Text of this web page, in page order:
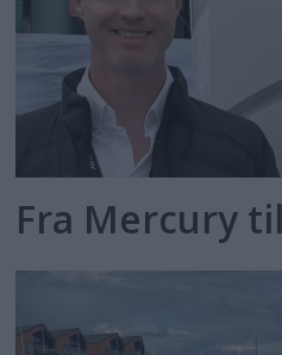
Fra Mercury